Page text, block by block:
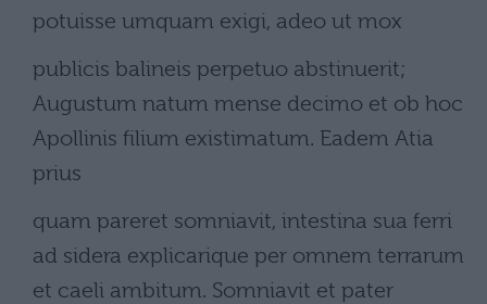
potuisse umquam exigi, adeo ut mox
publicis balineis perpetuo abstinuerit;
Augustum natum mense decimo et ob hoc
Apollinis filium existimatum. Eadem Atia
prius
quam pareret somniavit, intestina sua ferri
ad sidera explicarique per omnem terrarum
et caeli ambitum. Somniavit et pater